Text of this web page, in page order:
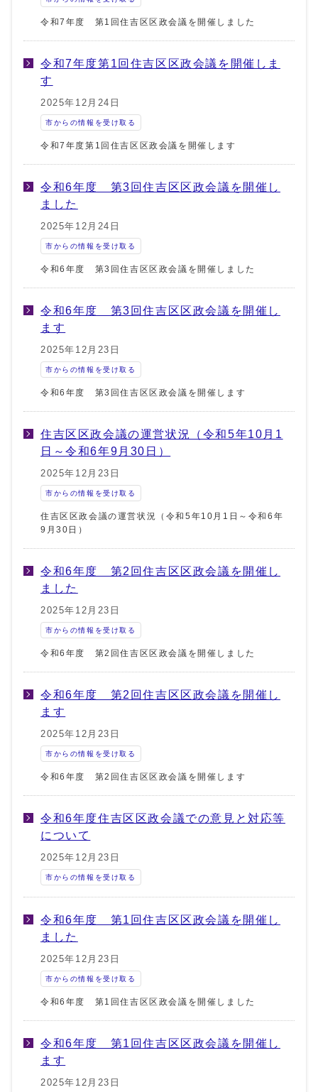
令和7年度 第1回住吉区区政会議を開催しました
令和7年度第1回住吉区区政会議を開催しま
す
2025年12月24日
市からの情報を受け取る
令和7年度第1回住吉区区政会議を開催します
令和6年度 第3回住吉区区政会議を開催し
ました
2025年12月24日
市からの情報を受け取る
令和6年度 第3回住吉区区政会議を開催しました
令和6年度 第3回住吉区区政会議を開催し
ます
2025年12月23日
市からの情報を受け取る
令和6年度 第3回住吉区区政会議を開催します
住吉区区政会議の運営状況（令和5年10月1
日～令和6年9月30日）
2025年12月23日
市からの情報を受け取る
住吉区区政会議の運営状況（令和5年10月1日～令和6年
9月30日）
令和6年度 第2回住吉区区政会議を開催し
ました
2025年12月23日
市からの情報を受け取る
令和6年度 第2回住吉区区政会議を開催しました
令和6年度 第2回住吉区区政会議を開催し
ます
2025年12月23日
市からの情報を受け取る
令和6年度 第2回住吉区区政会議を開催します
令和6年度住吉区区政会議での意見と対応等
について
2025年12月23日
市からの情報を受け取る
令和6年度 第1回住吉区区政会議を開催し
ました
2025年12月23日
市からの情報を受け取る
令和6年度 第1回住吉区区政会議を開催しました
令和6年度 第1回住吉区区政会議を開催し
ます
2025年12月23日